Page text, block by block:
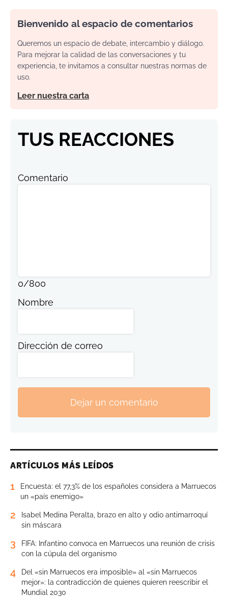
Bienvenido al espacio de comentarios
Queremos un espacio de debate, intercambio y diálogo.
Para mejorar la calidad de las conversaciones y tu
experiencia, te invitamos a consultar nuestras normas de
uso.
Leer nuestra carta
TUS REACCIONES
Comentario
0/800
Nombre
Dirección de correo
Dejar un comentario
ARTÍCULOS MÁS LEÍDOS
1
Encuesta: el 77,3% de los españoles considera a Marruecos
un «país enemigo»
2
Isabel Medina Peralta, brazo en alto y odio antimarroquí
sin máscara
3
FIFA: Infantino convoca en Marruecos una reunión de crisis
con la cúpula del organismo
4
Del «sin Marruecos era imposible» al «sin Marruecos
mejor»: la contradicción de quienes quieren reescribir el
Mundial 2030